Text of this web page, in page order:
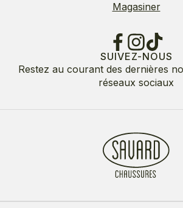
Magasiner
SUIVEZ-NOUS
Restez au courant des dernières
réseaux sociaux